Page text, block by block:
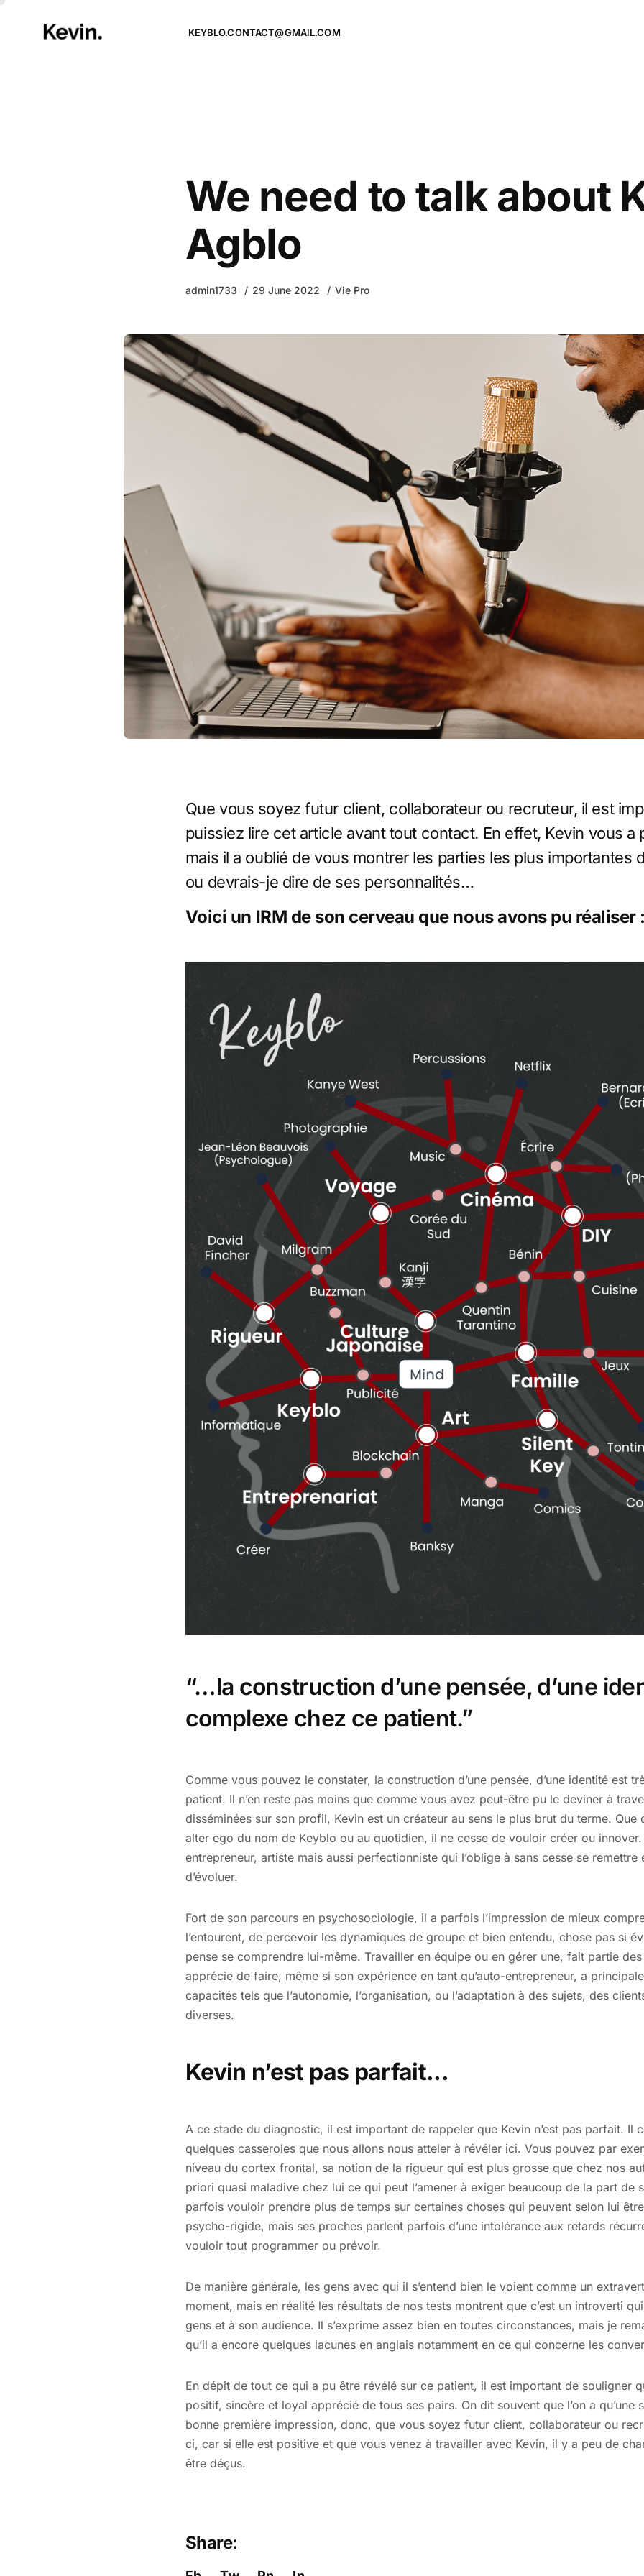
KEYBLO.CONTACT@GMAIL.COM
We need to talk about
Agblo
admin1733 29 June 2022 Vie Pro
Que vous soyez futur client, collaborateur ou recruteur, il est
puissiez lire cet article avant tout contact. En effet, Kevin vous a
mais il a oublié de vous montrer les parties les plus importantes
ou devrais-je dire de ses personnalités…
Voici un IRM de son cerveau que nous avons pu réaliser
“…la construction d’une pensée, d’une
complexe chez ce patient.”
Comme vous pouvez le constater, la construction d’une pensée, d’une identité est
patient. Il n’en reste pas moins que comme vous avez peut-être pu le deviner à
disséminées sur son profil, Kevin est un créateur au sens le plus brut du terme. Que
alter ego du nom de Keyblo ou au quotidien, il ne cesse de vouloir créer ou
entrepreneur, artiste mais aussi perfectionniste qui l’oblige à sans cesse se remettre
d’évoluer.
Fort de son parcours en psychosociologie, il a parfois l’impression de mieux
l’entourent, de percevoir les dynamiques de groupe et bien entendu, chose pas si
pense se comprendre lui-même. Travailler en équipe ou en gérer une, fait partie des
apprécie de faire, même si son expérience en tant qu’auto-entrepreneur, a
capacités tels que l’autonomie, l’organisation, ou l’adaptation à des sujets, des
diverses.
Kevin n’est pas parfait...
A ce stade du diagnostic, il est important de rappeler que Kevin n’est pas parfait. Il
quelques casseroles que nous allons nous atteler à révéler ici. Vous pouvez par
niveau du cortex frontal, sa notion de la rigueur qui est plus grosse que chez nos
priori quasi maladive chez lui ce qui peut l’amener à exiger beaucoup de la part de
parfois vouloir prendre plus de temps sur certaines choses qui peuvent selon lui
psycho-rigide, mais ses proches parlent parfois d’une intolérance aux retards
vouloir tout programmer ou prévoir.
De manière générale, les gens avec qui il s’entend bien le voient comme un
moment, mais en réalité les résultats de nos tests montrent que c’est un introverti
gens et à son audience. Il s’exprime assez bien en toutes circonstances, mais je
qu’il a encore quelques lacunes en anglais notamment en ce qui concerne les
En dépit de tout ce qui a pu être révélé sur ce patient, il est important de souligner
positif, sincère et loyal apprécié de tous ses pairs. On dit souvent que l’on a qu’une
bonne première impression, donc, que vous soyez futur client, collaborateur ou
ci, car si elle est positive et que vous venez à travailler avec Kevin, il y a peu de
être déçus.
Share: